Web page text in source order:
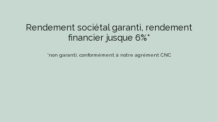
Rendement sociétal garanti, rendement
financier jusque 6%*
*non garanti, conformément à notre agrément CNC